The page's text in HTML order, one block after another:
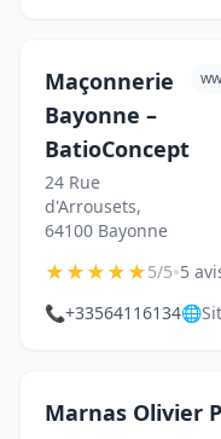
Maçonnerie
Bayonne –
BatioConcept
24 Rue
d'Arrousets,
64100 Bayonne
★★★★★5/5•5
📞+33564116134🌐
Marnas Olivier